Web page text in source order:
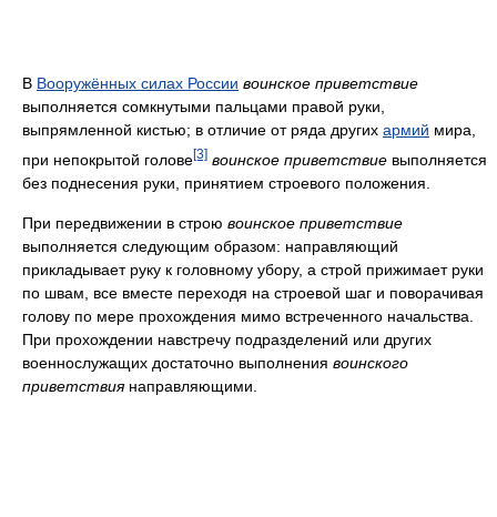
В Вооружённых силах России воинское приветствие
выполняется сомкнутыми пальцами правой руки,
выпрямленной кистью; в отличие от ряда других армий мира,
при непокрытой голове[3] воинское приветствие выполняется
без поднесения руки, принятием строевого положения.
При передвижении в строю воинское приветствие
выполняется следующим образом: направляющий
прикладывает руку к головному убору, а строй прижимает руки
по швам, все вместе переходя на строевой шаг и поворачивая
голову по мере прохождения мимо встреченного начальства.
При прохождении навстречу подразделений или других
военнослужащих достаточно выполнения воинского
приветствиянаправляющими.